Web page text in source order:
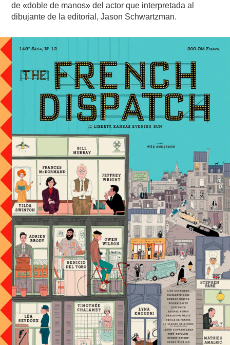
de «doble de manos» del actor que interpretada al
dibujante de la editorial, Jason Schwartzman.